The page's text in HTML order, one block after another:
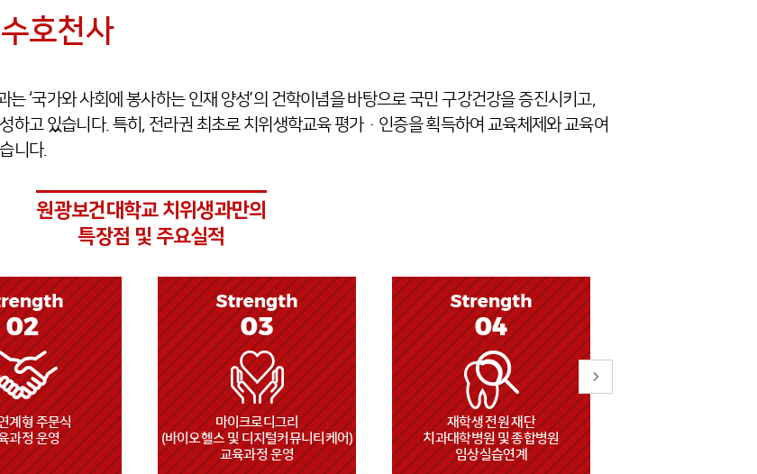
호천사
‘국가와 사회에 봉사하는 인재 양성’의 건학이념을 바탕으로 국민 구강건강을 증진시키고,
하고 있습니다. 특히, 전라권 최초로 치위생학교육 평가·인증을 획득하여 교육체제와 교육여
니다.
원광보건대학교 치위생과만의
특장점 및 주요실적
이크로디그리
디지털커뮤니티케어)
육과정 운영
재학생 전원 재단
치과대학병원 및 종합병원
임상실습연계
1:1 멘토 및 평생지도교수제를
통한 교수-학생 소통 강화